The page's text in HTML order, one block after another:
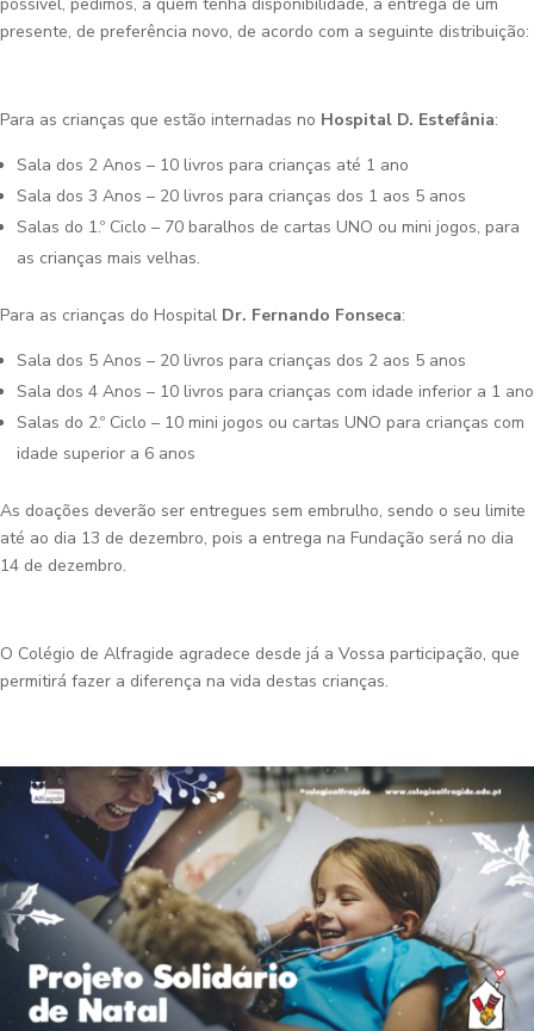
presente, de preferência novo, de acordo com a seguinte distribuição:
Para as crianças que estão internadas no Hospital D. Estefânia:
Sala dos 2 Anos – 10 livros para crianças até 1 ano
Sala dos 3 Anos – 20 livros para crianças dos 1 aos 5 anos
Salas do 1.º Ciclo – 70 baralhos de cartas UNO ou mini jogos, para
as crianças mais velhas.
Para as crianças do Hospital Dr. Fernando Fonseca:
Sala dos 5 Anos – 20 livros para crianças dos 2 aos 5 anos
Sala dos 4 Anos – 10 livros para crianças com idade inferior a 1 ano
Salas do 2.º Ciclo – 10 mini jogos ou cartas UNO para crianças com
idade superior a 6 anos
As doações deverão ser entregues sem embrulho, sendo o seu limite
até ao dia 13 de dezembro, pois a entrega na Fundação será no dia
14 de dezembro.
O Colégio de Alfragide agradece desde já a Vossa participação, que
permitirá fazer a diferença na vida destas crianças.